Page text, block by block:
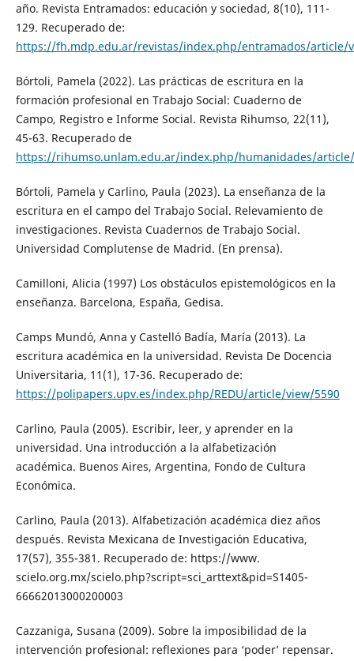
año. Revista Entramados: educación y sociedad, 8(10), 111-
129. Recuperado de:
https://fh.mdp.edu.ar/revistas/index.php/entramados/article/
Bórtoli, Pamela (2022). Las prácticas de escritura en la
formación profesional en Trabajo Social: Cuaderno de
Campo, Registro e Informe Social. Revista Rihumso, 22(11),
45-63. Recuperado de
https://rihumso.unlam.edu.ar/index.php/humanidades/
Bórtoli, Pamela y Carlino, Paula (2023). La enseñanza de la
escritura en el campo del Trabajo Social. Relevamiento de
investigaciones. Revista Cuadernos de Trabajo Social.
Universidad Complutense de Madrid. (En prensa).
Camilloni, Alicia (1997) Los obstáculos epistemológicos en la
enseñanza. Barcelona, España, Gedisa.
Camps Mundó, Anna y Castelló Badía, María (2013). La
escritura académica en la universidad. Revista De Docencia
Universitaria, 11(1), 17-36. Recuperado de:
https://polipapers.upv.es/index.php/REDU/article/view/5590
Carlino, Paula (2005). Escribir, leer, y aprender en la
universidad. Una introducción a la alfabetización
académica. Buenos Aires, Argentina, Fondo de Cultura
Económica.
Carlino, Paula (2013). Alfabetización académica diez años
después. Revista Mexicana de Investigación Educativa,
17(57), 355-381. Recuperado de: https://www.
scielo.org.mx/scielo.php?script=sci_arttext&pid=S1405-
66662013000200003
Cazzaniga, Susana (2009). Sobre la imposibilidad de la
intervención profesional: reflexiones para ‘poder’ repensar.